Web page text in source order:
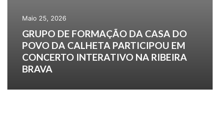
Maio 25, 2026
GRUPO DE FORMAÇÃO DA CASA DO
POVO DA CALHETA PARTICIPOU EM
CONCERTO INTERATIVO NA RIBEIRA
BRAVA